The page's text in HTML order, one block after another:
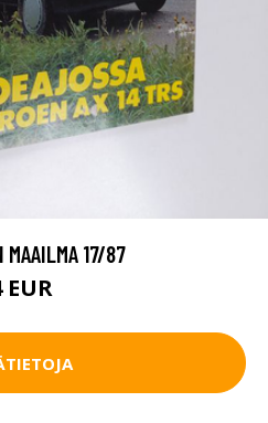
MAAILMA 17/87
EUR